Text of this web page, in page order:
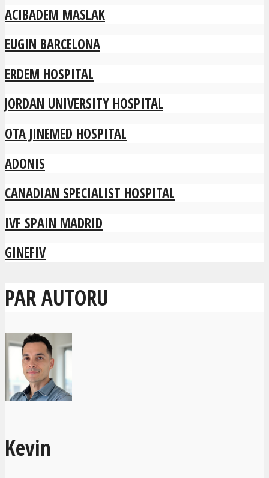
ACIBADEM MASLAK
EUGIN BARCELONA
ERDEM HOSPITAL
JORDAN UNIVERSITY HOSPITAL
OTA JINEMED HOSPITAL
ADONIS
CANADIAN SPECIALIST HOSPITAL
IVF SPAIN MADRID
GINEFIV
PAR AUTORU
Kevin